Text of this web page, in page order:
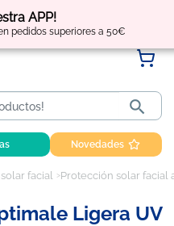
APP!
pedidos superiores a 50€
por tus compras

Novedades
facial Protección solar facial
Ligera UV